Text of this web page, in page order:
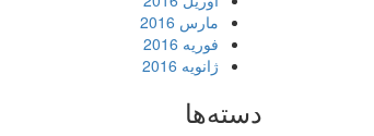
مارس 2016
فوریه 2016
ژانویه 2016
دسته‌ها